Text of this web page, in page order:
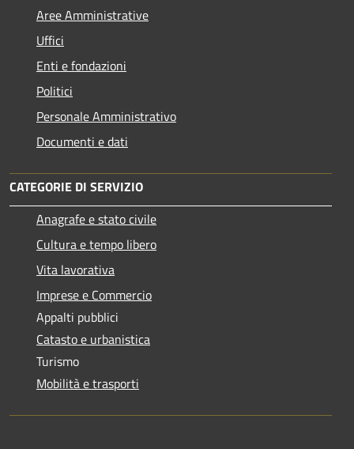
Aree Amministrative
Uffici
Enti e fondazioni
Politici
Personale Amministrativo
Documenti e dati
CATEGORIE DI SERVIZIO
Anagrafe e stato civile
Cultura e tempo libero
Vita lavorativa
Imprese e Commercio
Appalti pubblici
Catasto e urbanistica
Turismo
Mobilità e trasporti